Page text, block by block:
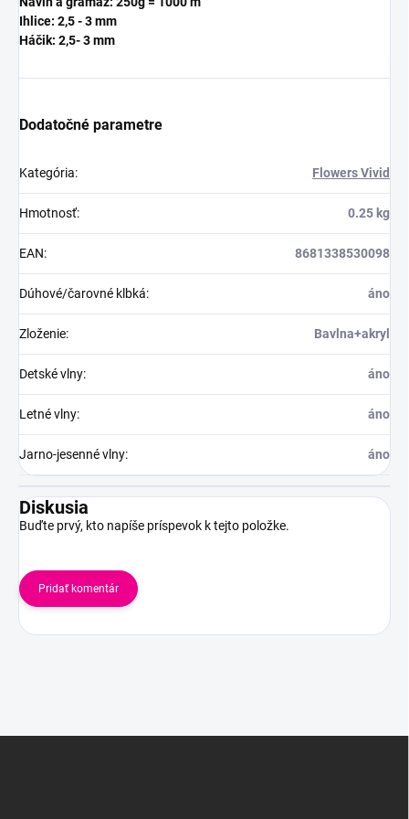
Ihlice: 2,5 - 3 mm
Háčik: 2,5- 3 mm
Dodatočné parametre
Kategória: Flowers Vivid
Hmotnosť: 0.25 kg
EAN: 8681338530098
Dúhové/čarovné klbká: áno
Zloženie: Bavlna+akryl
Detské vlny: áno
Letné vlny: áno
Jarno-jesenné vlny: áno
Diskusia
Buďte prvý, kto napíše príspevok k tejto položke.
Pridať komentár